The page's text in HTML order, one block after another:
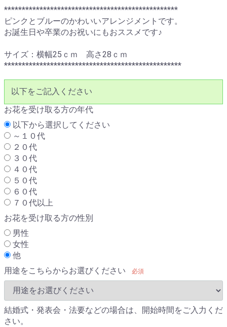
*************************************************
ピンクとブルーのかわいいアレンジメントです。
お誕生日や卒業のお祝いにもおススメです♪
サイズ：横幅25ｃｍ 高さ28ｃｍ
**************************************************
以下をご記入ください
お花を受け取る方の年代
以下から選択してください
～１０代
２０代
３０代
４０代
５０代
６０代
７０代以上
お花を受け取る方の性別
男性
女性
他
用途をこちらからお選びください
必須
結婚式・発表会・法要などの場合は、開始時間をご入力くだ
さい。